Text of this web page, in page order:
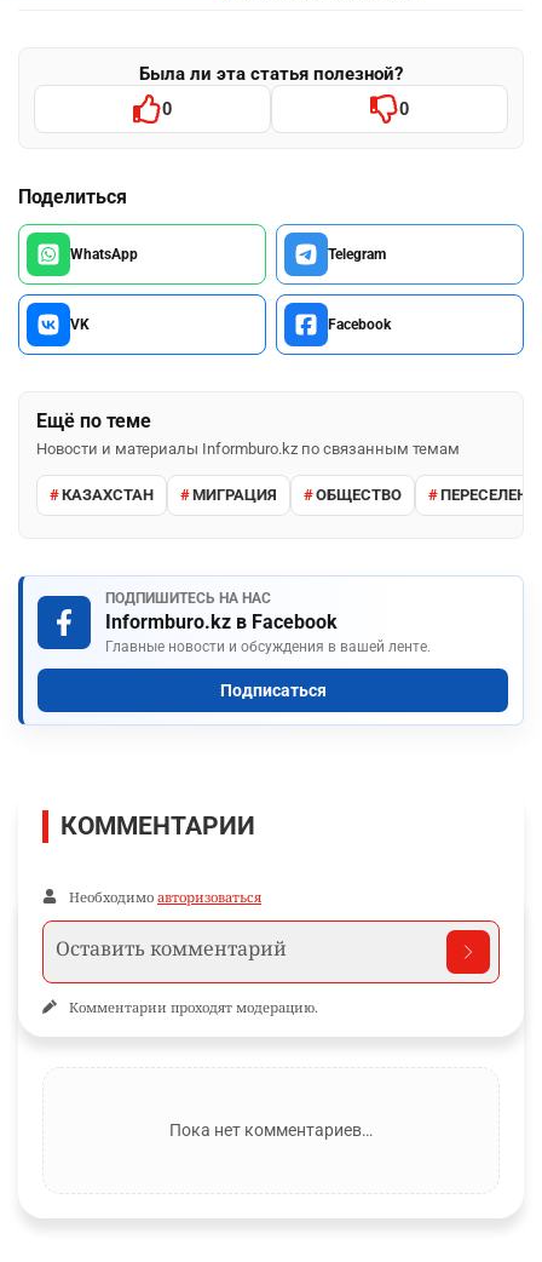
Была ли эта статья полезной?
0 0
Поделиться
WhatsApp Telegram
VK Facebook
Ещё по теме
Новости и материалы Informburo.kz по связанным темам
КАЗАХСТАН МИГРАЦИЯ ОБЩЕСТВО
ПОДПИШИТЕСЬ НА НАС
Informburo.kz в Facebook
Главные новости и обсуждения в вашей ленте.
Подписаться
КОММЕНТАРИИ
Необходимо авторизоваться
Комментарии проходят модерацию.
Пока нет комментариев…